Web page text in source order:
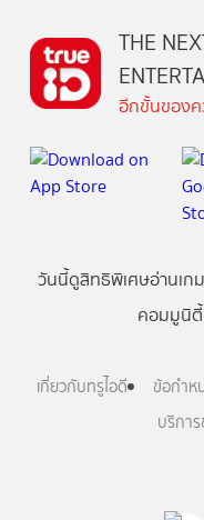
THE
อีกขั้นของค
วันนี้ดูสิทธิพิเศษอ่านเกม
คอมมูนิตี้
เกี่ยวกับทรูไอดี ข้อกำห
บริการ